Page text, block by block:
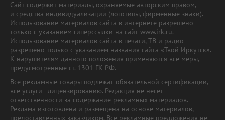
Сайт содержит материалы, охраняемые авторским правом,
и средства индивидуализации (логотипы, фирменные знаки).
Использование материалов сайта в интернете разрешено
только с указанием гиперссылки на сайт www.irk.ru.
Использование материалов сайта в печати, ТВ и радио
разрешено только с указанием названия сайта «Твой Иркутск».
К нарушителям данного положения применяются все меры,
предусмотренные ст. 1301 ГК РФ.
Все рекламные товары подлежат обязательной сертификации,
все услуги - лицензированию. Редакция не несет
ответственности за содержание рекламных материалов.
Реклама изготовлена и размещена на основе материалов,
предоставленных заказчиком. Все рекламные предложения не